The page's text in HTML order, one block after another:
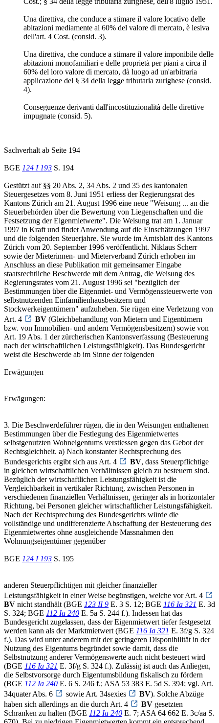
Una direttiva, che conduce a stimare il valore locativo delle
abitazioni mediamente al 60% del valore di mercato, è lesiva
dell'art. 4 Cost. (consid. 3).
Una direttiva, che conduce a stimare il valore imponibile delle
abitazioni monofamiliari e delle proprietà per piani a circa il
60% del loro valore di mercato, dà luogo ad un'arbitraria
applicazione del § 34 della legge tributaria zurighese (consid.
4).
Conseguenze derivanti dall'incostituzionalità delle direttive
impugnate (consid. 5).
Sachverhalt ab Seite 194
BGE 124 I 193 S. 194
Gestützt auf §§ 20 Abs. 2, 34 Abs. 2 und 35 des kantonalen
Steuergesetzes vom 8. Juni 1951 erliess der Regierungsrat des
Kantons Zürich am 21. August 1996 eine neue "Weisung ... an die
Steuerbehörden über die Bewertung von Liegenschaften und die
Festsetzung der Eigenmietwerte". Die Weisung trat am 1. Januar
1997 in Kraft und findet Anwendung auf die Einschätzungen 1997
und die folgenden Steuerjahre. Sie wurde im Amtsblatt des Kantons
Zürich vom 20. September 1996 veröffentlicht. Niklaus Scherr
sowie der Mieterinnen- und Mieterverband Zürich erhoben im
Anschluss an diese Publikation mit gemeinsamer Eingabe
staatsrechtliche Beschwerde mit dem Antrag, die Weisung des
Regierungsrates vom 21. August 1996 sei "bezüglich der
Bestimmungen über die Eigenmiet- und Vermögenssteuerwerte von
selbstnutzenden Einfamilienhausbesitzern und
Stockwerkeigentümern" aufzuheben. Sie rügen eine Verletzung von
Art. 4
BV (Gleichbehandlung von Mietern und Eigentümern
bzw. von Immobilien- und andern Vermögensbesitzern) sowie von
Art. 19 Abs. 1 der zürcherischen Kantonsverfassung (Besteuerung
nach der wirtschaftlichen Leistungsfähigkeit). Das Bundesgericht
weist die Beschwerde ab im Sinne der folgenden
Erwägungen
Erwägungen:
3. Die Beschwerdeführer rügen, die in den Weisungen enthaltenen
Bestimmungen über die Festlegung des Eigenmietwertes
selbstgenutzten Wohneigentums verstiessen gegen das Gebot der
Rechtsgleichheit. a) Nach konstanter Rechtsprechung des
Bundesgerichts ergibt sich aus Art. 4
BV, dass Steuerpflichtige
in gleichen wirtschaftlichen Verhältnissen gleich zu besteuern sind.
Bezüglich der wirtschaftlichen Leistungsfähigkeit ist die
Vergleichbarkeit in vertikaler Richtung, zwischen Personen in
verschiedenen finanziellen Verhältnissen, geringer als in horizontaler
Richtung, bei Personen gleicher wirtschaftlicher Leistungsfähigkeit.
Nach der Rechtsprechung des Bundesgerichts würde die
vollständige und undifferenzierte Abschaffung der Besteuerung des
Eigenmietwertes ohne ausgleichende Massnahmen den
Wohnungseigentümer gegenüber
BGE 124 I 193 S. 195
anderen Steuerpflichtigen mit gleicher finanzieller
Leistungsfähigkeit in einer Weise begünstigen, welche vor Art. 4
BV nicht standhält (BGE 123 II 9 E. 3 S. 12; BGE 116 Ia 321 E. 3d
S. 324; BGE 112 Ia 240 E. 5a S. 244 f.). Indessen hat das
Bundesgericht zugelassen, dass der Eigenmietwert tiefer festgesetzt
werden kann als der Marktmietwert (BGE 116 Ia 321 E. 3f/g S. 324
f.). Das wird unter anderem mit der geringeren Disponibilität in der
Nutzung des Eigentums begründet sowie damit, dass die
Selbstnutzung anderer Vermögenswerte auch nicht besteuert wird
(BGE 116 Ia 321 E. 3f/g S. 324 f.). Zulässig ist auch das Anliegen,
die Selbstvorsorge durch Eigentumsbildung fiskalisch zu fördern
(BGE 112 Ia 240 E. 6 S. 246 f.; ASA 53 383 E. 5d S. 394; vgl. Art.
34quater Abs. 6
sowie Art. 34sexies BV). Solche Abzüge
haben sich allerdings an die durch Art. 4
BV gesetzten
Schranken zu halten (BGE 112 Ia 240 E. 7; ASA 64 662 E. 3c/aa S.